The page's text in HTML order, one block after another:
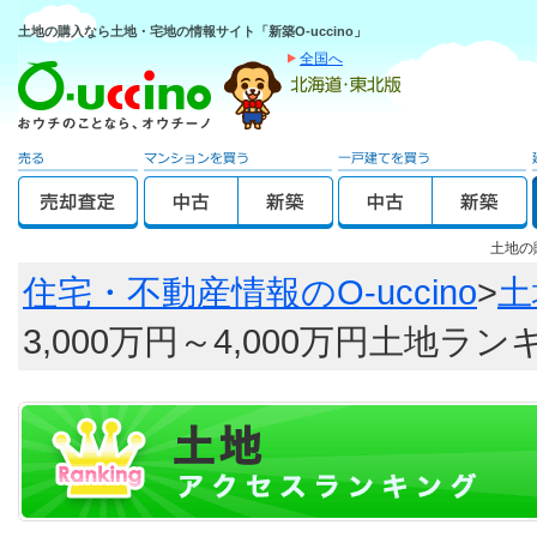
土地の購入なら土地・宅地の情報サイト「新築O-uccino」
全国へ
土地
住宅・不動産情報のO-uccino>
3,000万円～4,000万円土地ラン